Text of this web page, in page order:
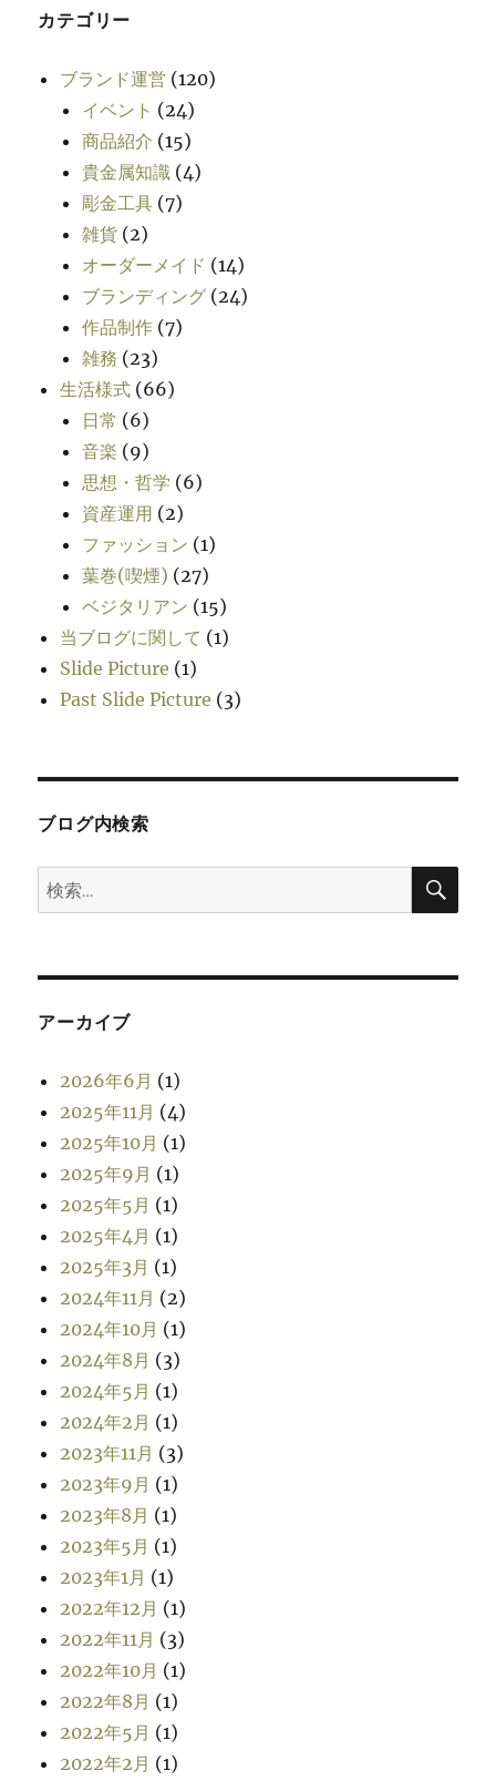
カテゴリー
ブランド運営 (120)
イベント (24)
商品紹介 (15)
貴金属知識 (4)
彫金工具 (7)
雑貨 (2)
オーダーメイド (14)
ブランディング (24)
作品制作 (7)
雑務 (23)
生活様式 (66)
日常 (6)
音楽 (9)
思想・哲学 (6)
資産運用 (2)
ファッション (1)
葉巻(喫煙) (27)
ベジタリアン (15)
当ブログに関して (1)
Slide Picture (1)
Past Slide Picture (3)
ブログ内検索
検
索:
検
アーカイブ
2026年6月 (1)
2025年11月 (4)
2025年10月 (1)
2025年9月 (1)
2025年5月 (1)
2025年4月 (1)
2025年3月 (1)
2024年11月 (2)
2024年10月 (1)
2024年8月 (3)
2024年5月 (1)
2024年2月 (1)
2023年11月 (3)
2023年9月 (1)
2023年8月 (1)
2023年5月 (1)
2023年1月 (1)
2022年12月 (1)
2022年11月 (3)
2022年10月 (1)
2022年8月 (1)
2022年5月 (1)
2022年2月 (1)